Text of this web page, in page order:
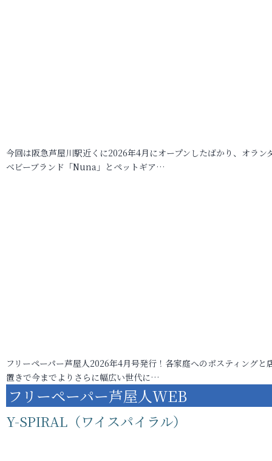
今回は阪急芦屋川駅近くに2026年4月にオープンしたばかり、オラン
ベビーブランド「Nuna」とペットギア…
フリーペーパー芦屋人2026年4月号発行！各家庭へのポスティングと
置きで今までよりさらに幅広い世代に…
フリーペーパー芦屋人WEB
Y-SPIRAL（ワイスパイラル）